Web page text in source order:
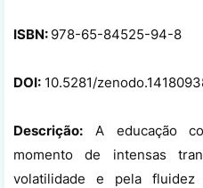
ISBN: 978-65-84525-94-8
DOI: 10.5281/
Descrição: A educação
momento de intensas
volatilidade e pela